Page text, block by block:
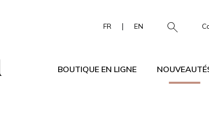
FR | EN
BOUTIQUE EN LIGNE